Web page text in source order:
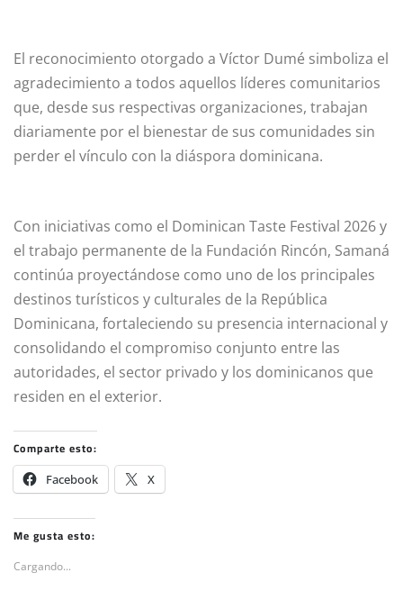
El reconocimiento otorgado a Víctor Dumé simboliza el
agradecimiento a todos aquellos líderes comunitarios
que, desde sus respectivas organizaciones, trabajan
diariamente por el bienestar de sus comunidades sin
perder el vínculo con la diáspora dominicana.
Con iniciativas como el Dominican Taste Festival 2026 y
el trabajo permanente de la Fundación Rincón, Samaná
continúa proyectándose como uno de los principales
destinos turísticos y culturales de la República
Dominicana, fortaleciendo su presencia internacional y
consolidando el compromiso conjunto entre las
autoridades, el sector privado y los dominicanos que
residen en el exterior.
Comparte esto:
Facebook X
Me gusta esto:
Cargando...